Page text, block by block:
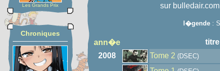
Les Grands Prix
Chroniques
sur
l�gende:
ann�e
titre
2008
Tome 2 (DSEC)